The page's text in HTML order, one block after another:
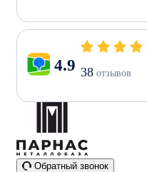
4.9 38 отзывов
Обратный звонок